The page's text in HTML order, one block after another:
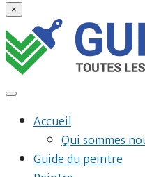
×
Accueil
Qui sommes
Guide du peintre